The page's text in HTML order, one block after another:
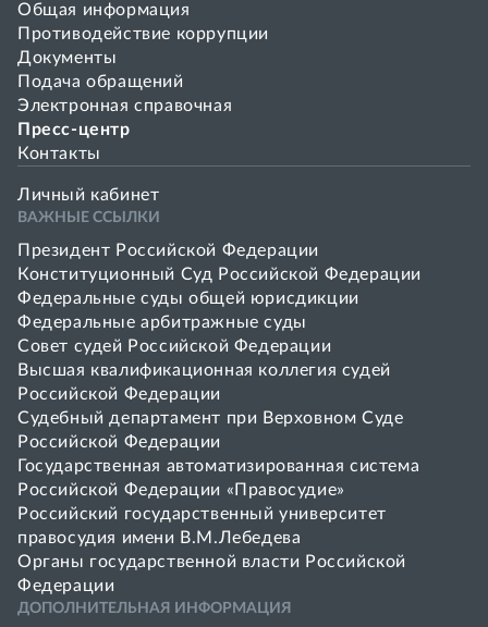
Общая информация
Противодействие коррупции
Документы
Подача обращений
Электронная справочная
Пресс-центр
Контакты
Личный кабинет
ВАЖНЫЕ ССЫЛКИ
Президент Российской Федерации
Конституционный Суд Российской Федерации
Федеральные суды общей юрисдикции
Федеральные арбитражные суды
Совет cудей Российской Федерации
Высшая квалификационная коллегия судей
Российской Федерации
Судебный департамент при Верховном Суде
Российской Федерации
Государственная автоматизированная система
Российской Федерации «Правосудие»
Pоссийский государственный университет
правосудия имени В.М.Лебедева
Органы государственной власти Российской
Федерации
ДОПОЛНИТЕЛЬНАЯ ИНФОРМАЦИЯ